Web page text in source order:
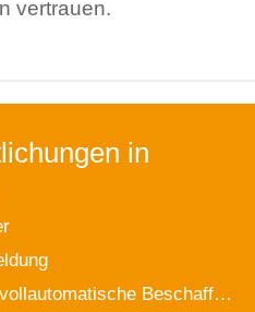
vertrauen.
in
Beschaffungs-Plattform für Blechteile